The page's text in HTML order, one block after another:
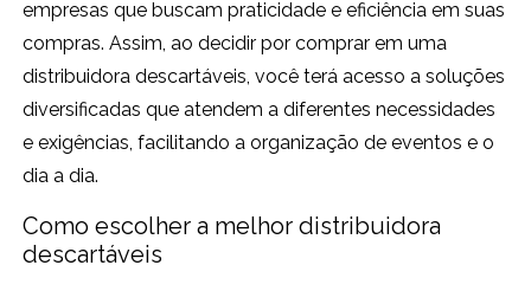
empresas que buscam praticidade e eficiência em suas
compras. Assim, ao decidir por comprar em uma
distribuidora descartáveis, você terá acesso a soluções
diversificadas que atendem a diferentes necessidades
e exigências, facilitando a organização de eventos e o
dia a dia.
Como escolher a melhor distribuidora
descartáveis